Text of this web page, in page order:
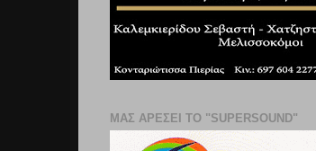
ΜΑΣ ΑΡΕΣΕΙ ΤΟ "SUPERSOUND"